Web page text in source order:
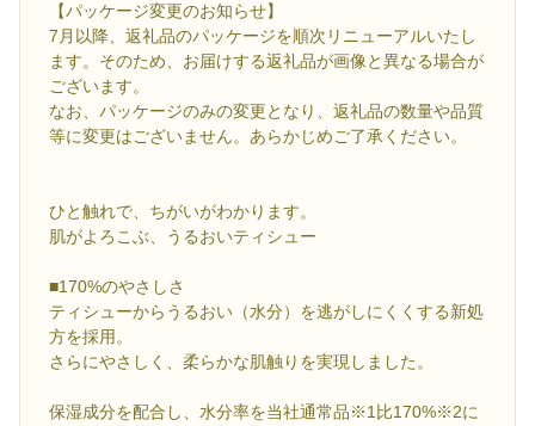
【パッケージ変更のお知らせ】
7月以降、返礼品のパッケージを順次リニューアルいたし
ます。そのため、お届けする返礼品が画像と異なる場合が
ございます。
なお、パッケージのみの変更となり、返礼品の数量や品質
等に変更はございません。あらかじめご了承ください。
ひと触れで、ちがいがわかります。
肌がよろこぶ、うるおいティシュー
■170%のやさしさ
ティシューからうるおい（水分）を逃がしにくくする新処
方を採用。
さらにやさしく、柔らかな肌触りを実現しました。
保湿成分を配合し、水分率を当社通常品※1比170%※2に